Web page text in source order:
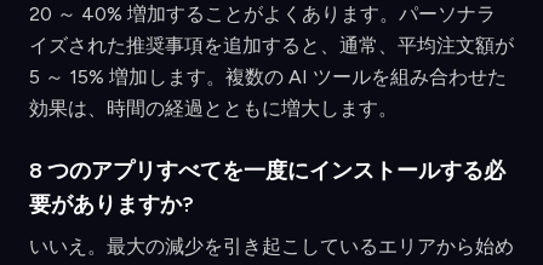
20 ～ 40% 増加することがよくあります。パーソナラ
イズされた推奨事項を追加すると、通常、平均注文額が
5 ～ 15% 増加します。複数の AI ツールを組み合わせた
効果は、時間の経過とともに増大します。
8 つのアプリすべてを一度にインストールする必
要がありますか?
いいえ。最大の減少を引き起こしているエリアから始め